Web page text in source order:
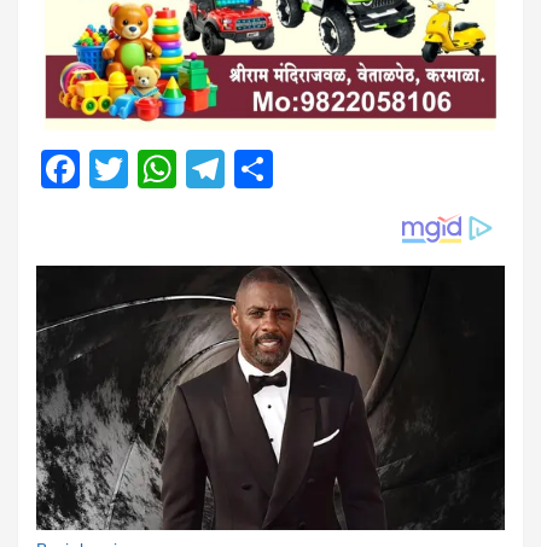
Facebook
Twitter
WhatsApp
Telegram